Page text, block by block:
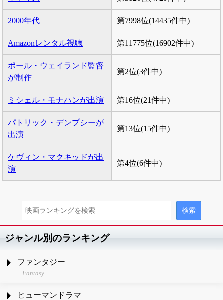
2000年代 第7998位(14435件中)
Amazonレンタル視聴 第11775位(16902件中)
ポール・ウェイランド監督
が制作
第2位(3件中)
ミシェル・モナハンが出演 第16位(21件中)
パトリック・デンプシーが
出演
第13位(15件中)
ケヴィン・マクキッドが出
演
第4位(6件中)
ジャンル別のランキング
ファンタジー
Fantasy
ヒューマンドラマ